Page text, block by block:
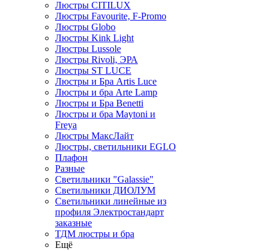
Люстры CITILUX
Люстры Favourite, F-Promo
Люстры Globo
Люстры Kink Light
Люстры Lussole
Люстры Rivoli, ЭРА
Люстры ST LUCE
Люстры и Бра Artis Luce
Люстры и бра Arte Lamp
Люстры и Бра Benetti
Люстры и бра Maytoni и
Freya
Люстры МаксЛайт
Люстры, светильники EGLO
Плафон
Разные
Светильники "Galassie"
Светильники ДИОЛУМ
Светильники линейные из
профиля Электростандарт
заказные
ТДМ люстры и бра
Ещё